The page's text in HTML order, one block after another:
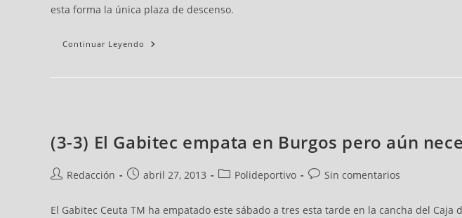
esta forma la única plaza de descenso.
Continuar Leyendo
(3-3) El Gabitec empata en Burgos pero aún
Redacción abril 27, 2013 Polideportivo Sin comentarios
El Gabitec Ceuta TM ha empatado este sábado a tres esta tarde en la cancha del